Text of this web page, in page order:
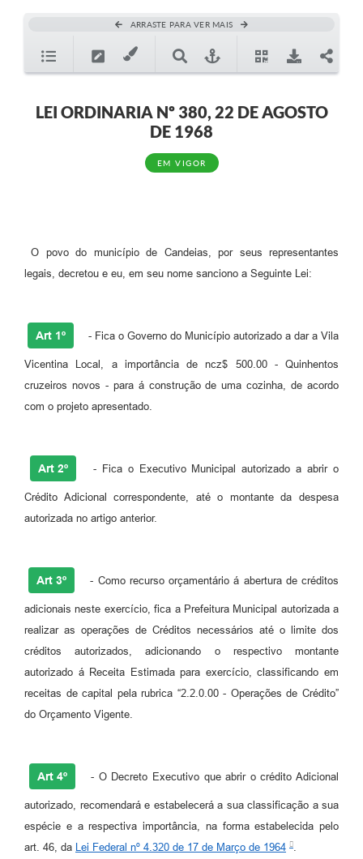
Contato
Notícias
Denúncia de Lotes sujos e entulhos
A Nossa Cidade
Portal da Transparência
Canal da Ouvidoria
Prevican
Publicações
Creche Municipal
Plano Diretor
REMUME
Orientações COVID-19
Contratos
Legislação
Legislação para Concurso
Transparência dos recursos municipais empregado no
ARRASTE PARA VER MAIS
LEI ORDINARIA Nº 380, 22 DE AGOSTO
DE 1968
EM VIGOR
O povo do município de Candeias, por seus representantes
legais, decretou e eu, em seu nome sanciono a Seguinte Lei:
Art 1º - Fica o Governo do Município autorizado a dar a Vila
Vicentina Local, a importância de ncz$ 500.00 - Quinhentos
cruzeiros novos - para á construção de uma cozinha, de acordo
com o projeto apresentado.
Art 2º - Fica o Executivo Municipal autorizado a abrir o
Crédito Adicional correspondente, até o montante da despesa
autorizada no artigo anterior.
Art 3º - Como recurso orçamentário á abertura de créditos
adicionais neste exercício, fica a Prefeitura Municipal autorizada a
realizar as operações de Créditos necessários até o limite dos
créditos autorizados, adicionando o respectivo montante
autorizado á Receita Estimada para exercício, classificando em
receitas de capital pela rubrica “2.2.0.00 - Operações de Crédito”
do Orçamento Vigente.
Art 4º - O Decreto Executivo que abrir o crédito Adicional
autorizado, recomendará e estabelecerá a sua classificação a sua
espécie e a respectiva importância, na forma estabelecida pelo
art. 46, da Lei Federal nº 4.320 de 17 de Março de 1964 .